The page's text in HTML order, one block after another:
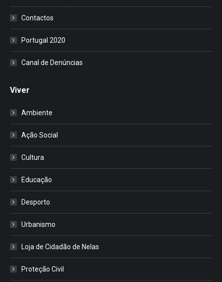
Contactos
Portugal 2020
Canal de Denúncias
Viver
Ambiente
Ação Social
Cultura
Educação
Desporto
Urbanismo
Loja de Cidadão de Nelas
Proteção Civil